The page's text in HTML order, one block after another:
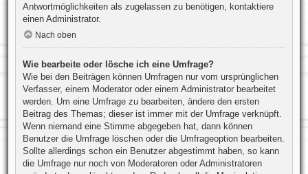
Antwortmöglichkeiten als zugelassen zu benötigen, kontaktiere
einen Administrator.
Nach oben
Wie bearbeite oder lösche ich eine Umfrage?
Wie bei den Beiträgen können Umfragen nur vom ursprünglichen
Verfasser, einem Moderator oder einem Administrator bearbeitet
werden. Um eine Umfrage zu bearbeiten, ändere den ersten
Beitrag des Themas; dieser ist immer mit der Umfrage verknüpft.
Wenn niemand eine Stimme abgegeben hat, dann können
Benutzer die Umfrage löschen oder die Umfrageoption bearbeiten.
Sollte allerdings schon ein Benutzer abgestimmt haben, so kann
die Umfrage nur noch von Moderatoren oder Administratoren